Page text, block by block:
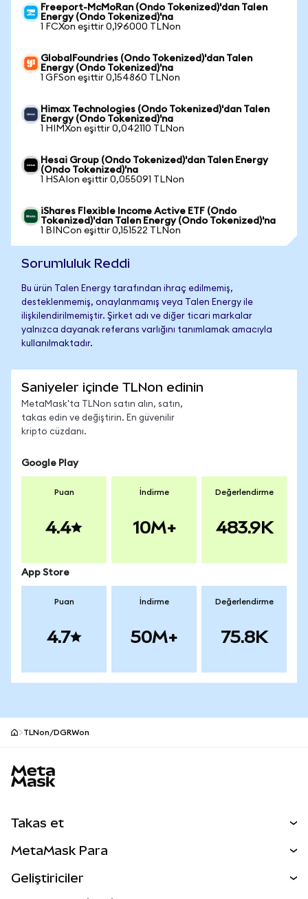
Freeport-McMoRan (Ondo Tokenized)'dan Talen
Energy (Ondo Tokenized)'na
1 FCXon eşittir 0,196000 TLNon
GlobalFoundries (Ondo Tokenized)'dan Talen
Energy (Ondo Tokenized)'na
1 GFSon eşittir 0,154860 TLNon
Himax Technologies (Ondo Tokenized)'dan Talen
Energy (Ondo Tokenized)'na
1 HIMXon eşittir 0,042110 TLNon
Hesai Group (Ondo Tokenized)'dan Talen Energy
(Ondo Tokenized)'na
1 HSAIon eşittir 0,055091 TLNon
iShares Flexible Income Active ETF (Ondo
Tokenized)'dan Talen Energy (Ondo Tokenized)'na
1 BINCon eşittir 0,151522 TLNon
Sorumluluk Reddi
Bu ürün Talen Energy tarafından ihraç edilmemiş,
desteklenmemiş, onaylanmamış veya Talen Energy ile
ilişkilendirilmemiştir. Şirket adı ve diğer ticari markalar
yalnızca dayanak referans varlığını tanımlamak amacıyla
kullanılmaktadır.
Saniyeler içinde TLNon edinin
MetaMask'ta TLNon satın alın, satın,
takas edin ve değiştirin. En güvenilir
kripto cüzdanı.
Google Play
Puan
4.4
İndirme
10M+
Değerlendirme
483.9K
App Store
Puan
4.7
İndirme
50M+
Değerlendirme
75.8K
TLNon/DGRWon
Takas et
Perps
MetaMask Para
Geliştiriciler